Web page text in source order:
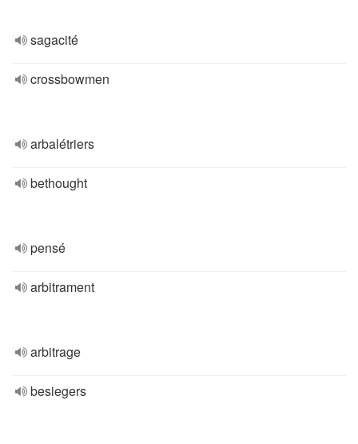
sagacité
crossbowmen
arbalétriers
bethought
pensé
arbitrament
arbitrage
besiegers